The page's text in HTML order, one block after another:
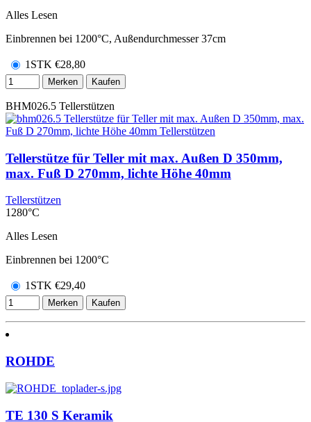
Alles Lesen
Einbrennen bei 1200°C, Außendurchmesser 37cm
1STK €28,80
Merken Kaufen
BHM026.5 Tellerstützen
Tellerstütze für Teller mit max. Außen D 350mm,
max. Fuß D 270mm, lichte Höhe 40mm
Tellerstützen
1280°C
Alles Lesen
Einbrennen bei 1200°C
1STK €29,40
Merken Kaufen
ROHDE
TE 130 S Keramik